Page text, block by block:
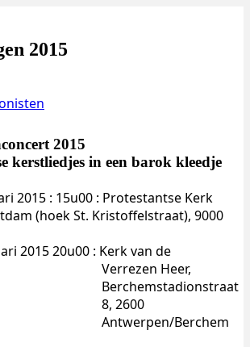
2015
2015
kerstliedjes in een barok kleedje
2015 : 15u00 : Protestantse Kerk
(hoek St. Kristoffelstraat), 9000
2015 20u00 : Kerk van de
Verrezen Heer,
Berchemstadionstraat
8, 2600
Antwerpen/Berchem